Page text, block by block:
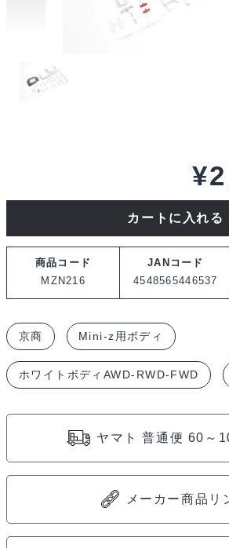
¥
ス
カ
イ
ラ
イ
(KPGC10)
ワ
イ
カートに入れる
商品コード
MZN216
JANコード
4548565446537
京商 Mini-z用ボディ
ホワイトボディAWD-RWD-FWD
ヤマト 普通便 60～
メーカー商品リ